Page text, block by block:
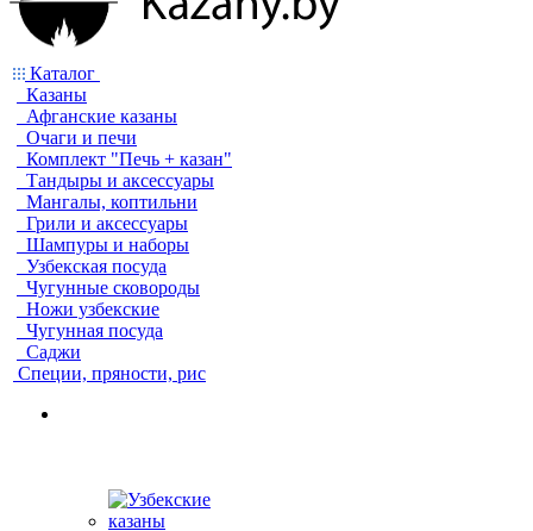
Каталог
Казаны
Афганские казаны
Очаги и печи
Комплект "Печь + казан"
Тандыры и аксессуары
Мангалы, коптильни
Грили и аксессуары
Шампуры и наборы
Узбекская посуда
Чугунные сковороды
Ножи узбекские
Чугунная посуда
Саджи
Специи, пряности, рис